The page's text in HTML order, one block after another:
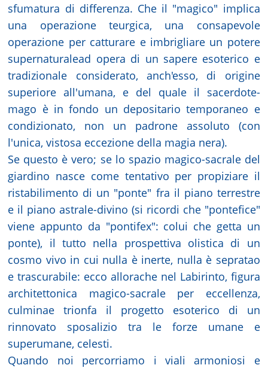
sfumatura di differenza. Che il "magico" implica
una operazione teurgica, una consapevole
operazione per catturare e imbrigliare un potere
supernaturalead opera di un sapere esoterico e
tradizionale considerato, anch'esso, di origine
superiore all'umana, e del quale il sacerdote-
mago è in fondo un depositario temporaneo e
condizionato, non un padrone assoluto (con
l'unica, vistosa eccezione della magia nera).
Se questo è vero; se lo spazio magico-sacrale del
giardino nasce come tentativo per propiziare il
ristabilimento di un "ponte" fra il piano terrestre
e il piano astrale-divino (si ricordi che "pontefice"
viene appunto da "pontifex": colui che getta un
ponte), il tutto nella prospettiva olistica di un
cosmo vivo in cui nulla è inerte, nulla è sepratao
e trascurabile: ecco allorache nel Labirinto, figura
architettonica magico-sacrale per eccellenza,
culminae trionfa il progetto esoterico di un
rinnovato sposalizio tra le forze umane e
superumane, celesti.
Quando noi percorriamo i viali armoniosi e